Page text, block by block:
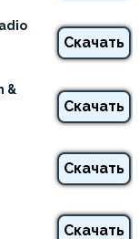
Скачать
&
Скачать
Скачать
Скачать